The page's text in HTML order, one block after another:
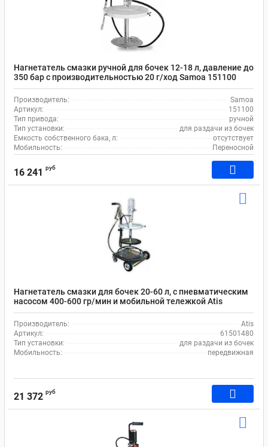
Нагнетатель смазки ручной для бочек 12-18 л, давление до
350 бар с производительностью 20 г/ход Samoa 151100
Производитель:
Samoa
Артикул:
151100
Тип привода:
ручной
Тип установки:
для раздачи из бочек
Емкость собственного бака, л:
отсутствует
Мобильность:
Переносной
16 241 руб
Нагнетатель смазки для бочек 20-60 л, с пневматическим
насосом 400-600 гр/мин и мобильной тележкой Atis
61501480
Производитель:
Atis
Артикул:
61501480
Тип установки:
для раздачи из бочек
Мобильность:
передвижная
21 372 руб